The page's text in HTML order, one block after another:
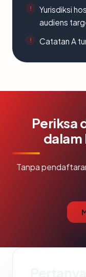
Yurisdiksi
audiens
Catatan A
Periksa
Tanpa